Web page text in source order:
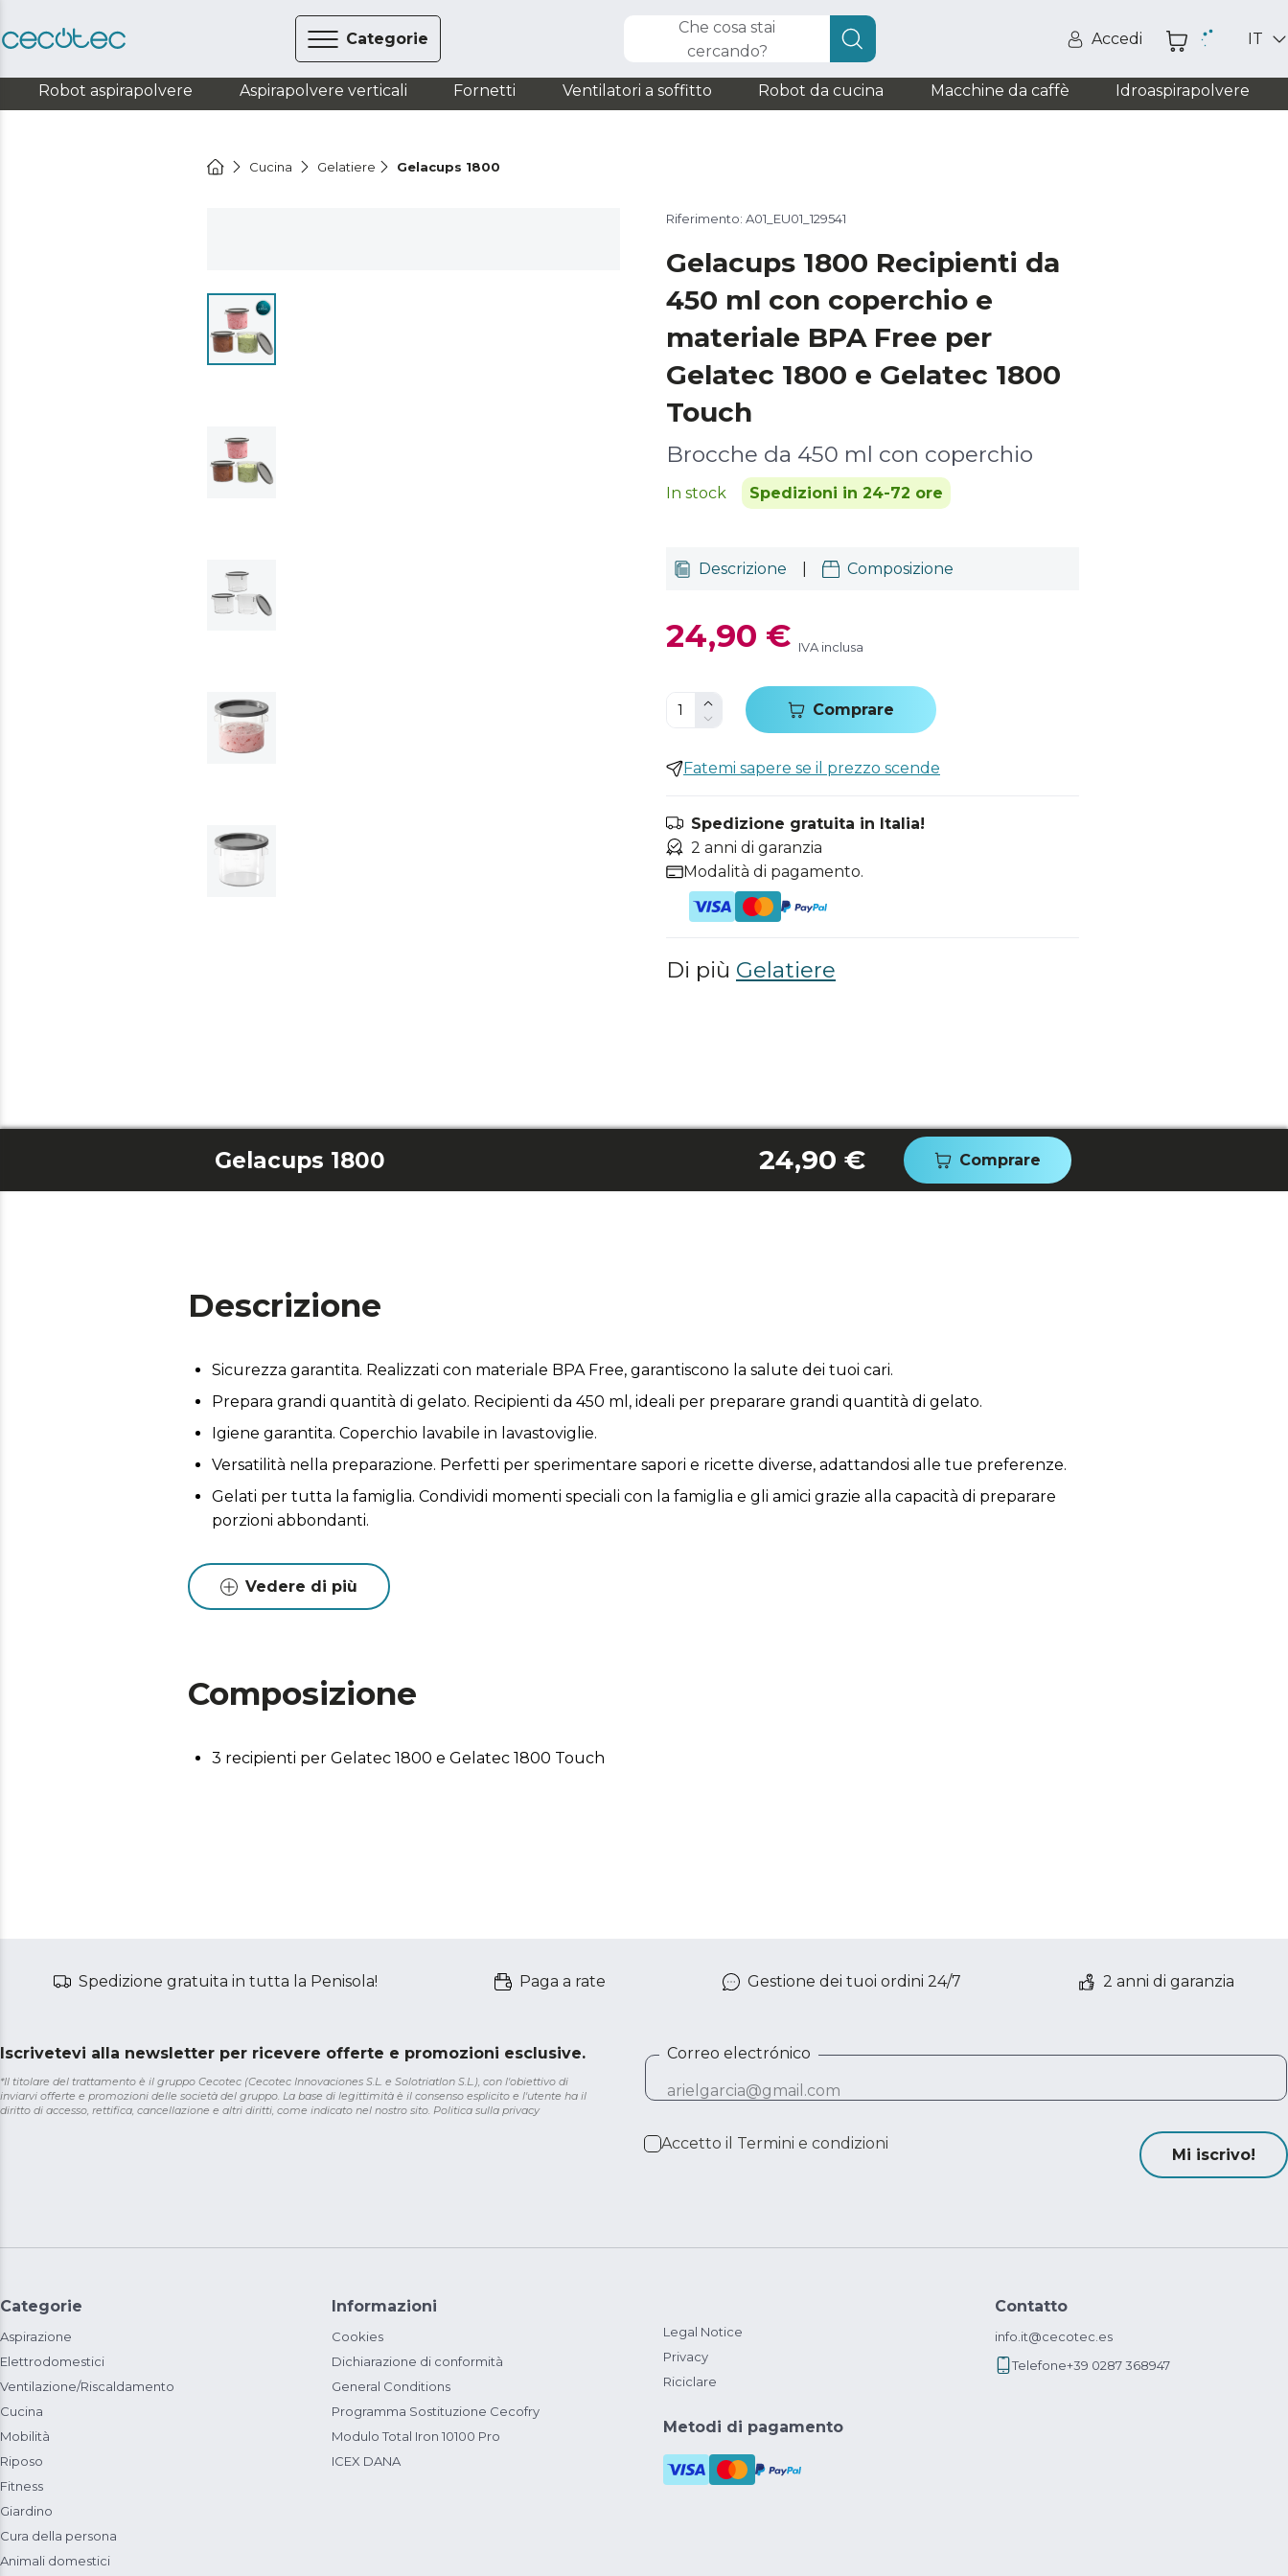
Categorie
Che cosa stai
cercando?
Accedi IT
Robot aspirapolvere Aspirapolvere verticali Fornetti Ventilatori a soffitto Robot da cucina Macchine da caffè Idroaspirapolvere
Cucina Gelatiere Gelacups 1800
Riferimento: A01_EU01_129541
Gelacups 1800 Recipienti da
450 ml con coperchio e
materiale BPA Free per
Gelatec 1800 e Gelatec 1800
Touch
Brocche da 450 ml con coperchio
In stock Spedizioni in 24-72 ore
Descrizione Composizione
24,90 € IVA inclusa
Comprare
Fatemi sapere se il prezzo scende
Spedizione gratuita in Italia!
2 anni di garanzia
Modalità di pagamento.
Di più Gelatiere
Gelacups 1800 24,90 € Comprare
Descrizione
Sicurezza garantita. Realizzati con materiale BPA Free, garantiscono la salute dei tuoi cari.
Prepara grandi quantità di gelato. Recipienti da 450 ml, ideali per preparare grandi quantità di gelato.
Igiene garantita. Coperchio lavabile in lavastoviglie.
Versatilità nella preparazione. Perfetti per sperimentare sapori e ricette diverse, adattandosi alle tue preferenze.
Gelati per tutta la famiglia. Condividi momenti speciali con la famiglia e gli amici grazie alla capacità di preparare
porzioni abbondanti.
Vedere di più
Composizione
3 recipienti per Gelatec 1800 e Gelatec 1800 Touch
Spedizione gratuita in tutta la Penisola! Paga a rate Gestione dei tuoi ordini 24/7 2 anni di garanzia
Iscrivetevi alla newsletter per ricevere offerte e promozioni esclusive.
*Il titolare del trattamento è il gruppo Cecotec (Cecotec Innovaciones S.L. e Solotriatlon S.L.), con l'obiettivo di
inviarvi offerte e promozioni delle società del gruppo. La base di legittimità è il consenso esplicito e l'utente ha il
diritto di accesso, rettifica, cancellazione e altri diritti, come indicato nel nostro sito. Politica sulla privacy
Correo electrónico
Accetto il Termini e condizioni
Mi iscrivo!
Categorie
Aspirazione
Elettrodomestici
Ventilazione/Riscaldamento
Cucina
Mobilità
Riposo
Fitness
Giardino
Cura della persona
Animali domestici
Informazioni
Cookies
Dichiarazione di conformità
General Conditions
Programma Sostituzione Cecofry
Modulo Total Iron 10100 Pro
ICEX DANA
Legal Notice
Privacy
Riciclare
Metodi di pagamento
Contatto
info.it@cecotec.es
Telefone+39 0287 368947